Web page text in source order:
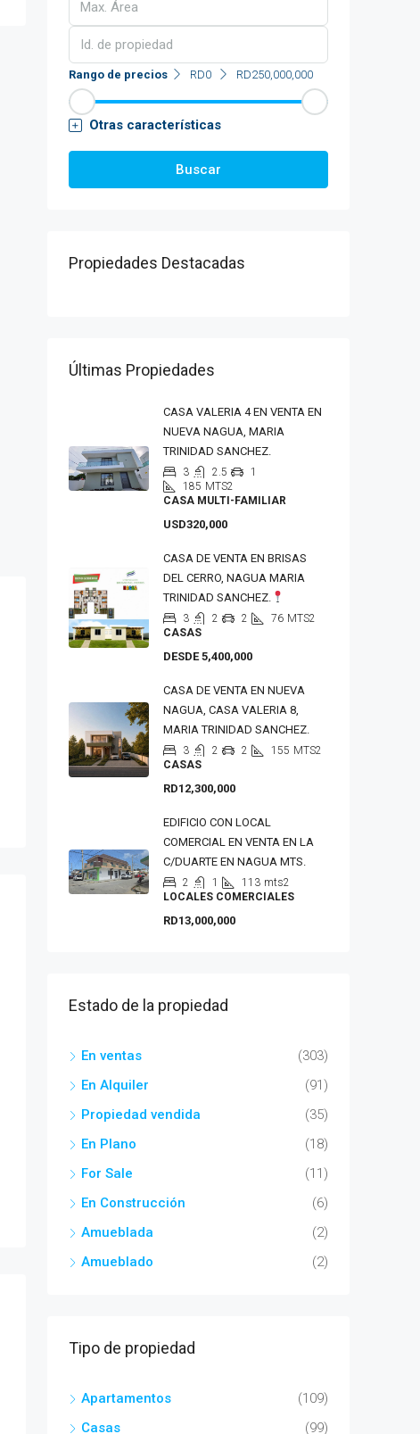
Rango de precios RD0 RD250,000,000
Otras características
Buscar
Propiedades Destacadas
Últimas Propiedades
CASA VALERIA 4 EN VENTA EN
NUEVA NAGUA, MARIA
TRINIDAD SANCHEZ.
3 2.5
1
185 MTS2
CASA MULTI-FAMILIAR
USD320,000
CASA DE VENTA EN BRISAS
DEL CERRO, NAGUA MARIA
TRINIDAD SANCHEZ.
3 2 2 76 MTS2
CASAS
DESDE 5,400,000
CASA DE VENTA EN NUEVA
NAGUA, CASA VALERIA 8,
MARIA TRINIDAD SANCHEZ.
3 2 2 155 MTS2
CASAS
RD12,300,000
EDIFICIO CON LOCAL
COMERCIAL EN VENTA EN LA
C/DUARTE EN NAGUA MTS.
2 1 113 mts2
LOCALES COMERCIALES
RD13,000,000
Estado de la propiedad
En ventas
(303)
En Alquiler
(91)
Propiedad vendida
(35)
En Plano
(18)
For Sale
(11)
En Construcción
(6)
Amueblada
(2)
Amueblado
(2)
Tipo de propiedad
Apartamentos
(109)
Casas
(99)